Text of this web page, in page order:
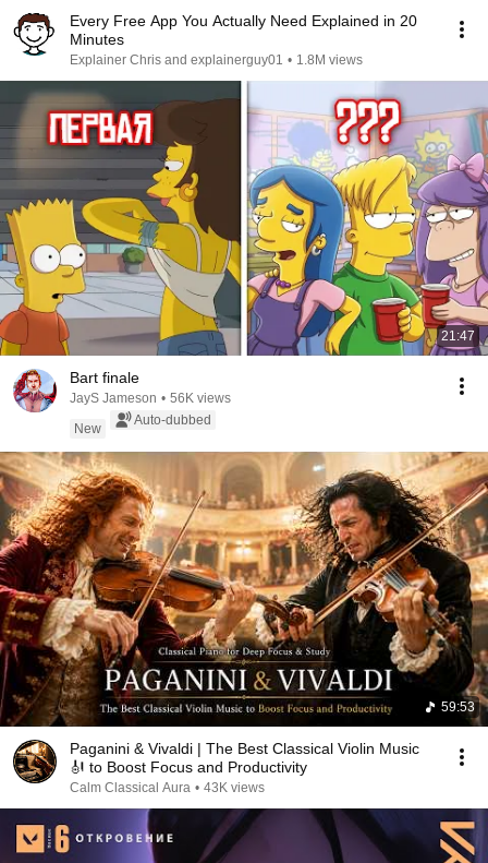
Every Free App You Actually Need Explained in 20
Minutes
Explainer Chris and explainerguy01 • 1.8M views
21:47
Bart finale
JayS Jameson • 56K views
New
Auto-dubbed
59:53
Paganini & Vivaldi | The Best Classical Violin Music
🎻 to Boost Focus and Productivity
Calm Classical Aura • 43K views